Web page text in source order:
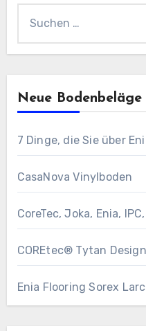
nach:
Neue Bodenbeläge
7 Dinge, die Sie über
CasaNova Vinylboden
CoreTec, Joka, Enia,
COREtec® Tytan
Enia Flooring Sorex